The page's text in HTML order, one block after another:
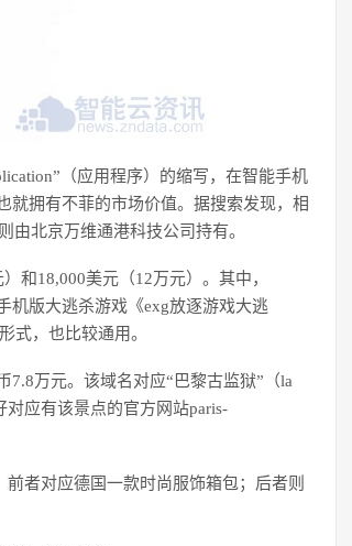
（应用程序）的缩写，在智能手机
就拥有不菲的市场价值。据搜索发现，相
由北京万维通港科技公司持有。
和18,000美元（12万元）。其中，
机版大逃杀游戏《exg放逐游戏大逃
式，也比较通用。
7.8万元。该域名对应“巴黎古监狱”（la
应有该景点的官方网站paris-
者对应德国一款时尚服饰箱包；后者则